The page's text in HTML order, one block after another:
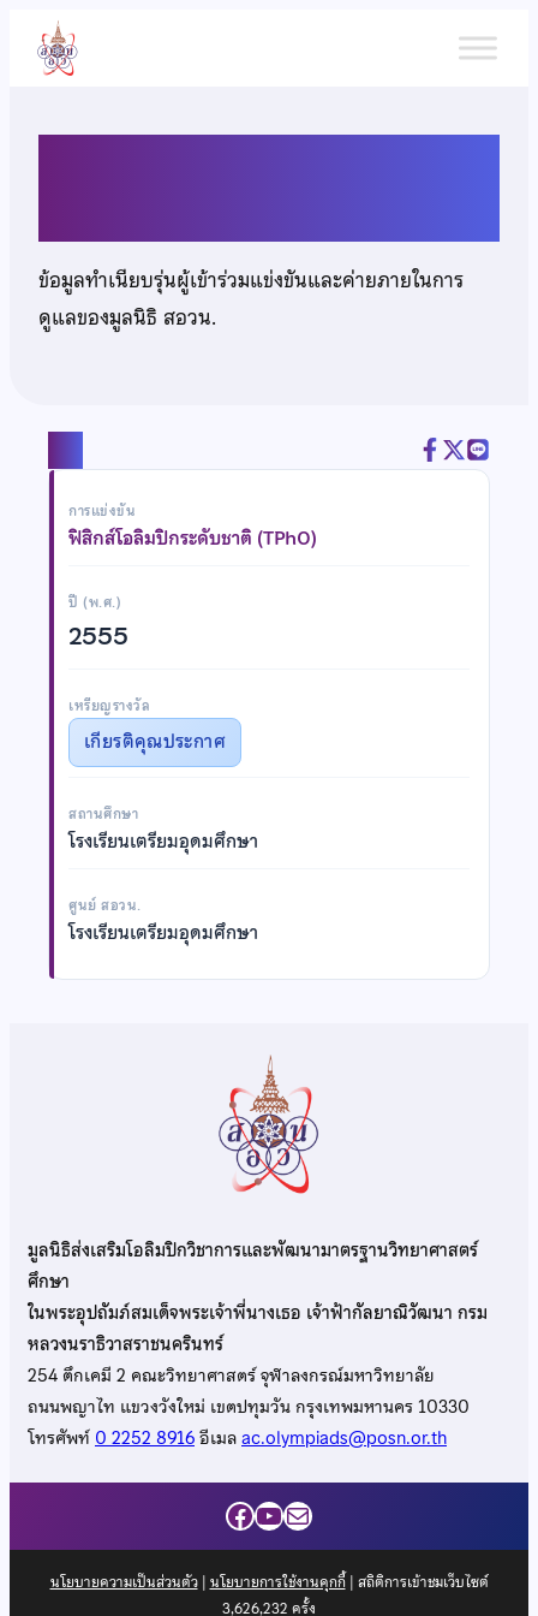
เนื้อหา
ข้อมูลทำเนียบรุ่นผู้เข้าร่วมแข่งขันและค่ายภายในการ
ดูแลของมูลนิธิ สอวน.
การแข่งขัน
ฟิสิกส์โอลิมปิกระดับชาติ (TPhO)
ปี (พ.ศ.)
2555
เหรียญรางวัล
เกียรติคุณประกาศ
สถานศึกษา
โรงเรียนเตรียมอุดมศึกษา
ศูนย์ สอวน.
โรงเรียนเตรียมอุดมศึกษา
มูลนิธิส่งเสริมโอลิมปิกวิชาการและพัฒนามาตรฐานวิทยาศาสตร์
ศึกษา
ในพระอุปถัมภ์สมเด็จพระเจ้าพี่นางเธอ เจ้าฟ้ากัลยาณิวัฒนา กรม
หลวงนราธิวาสราชนครินทร์
254 ตึกเคมี 2 คณะวิทยาศาสตร์ จุฬาลงกรณ์มหาวิทยาลัย
ถนนพญาไท แขวงวังใหม่ เขตปทุมวัน กรุงเทพมหานคร 10330
โทรศัพท์0 2252 8916อีเมลac.olympiads@posn.or.th
Facebook
YouTube
Mail
นโยบายความเป็นส่วนตัว| นโยบายการใช้งานคุกกี้| สถิติการเข้าชมเว็บไซต์
3,626,232 ครั้ง